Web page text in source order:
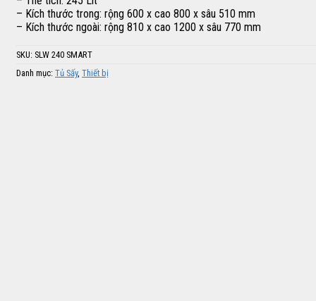
– Kích thước trong: rộng 600 x cao 800 x sâu 510 mm
– Kích thước ngoài: rộng 810 x cao 1200 x sâu 770 mm
SKU: SLW 240 SMART
Danh mục: Tủ Sấy, Thiết bị